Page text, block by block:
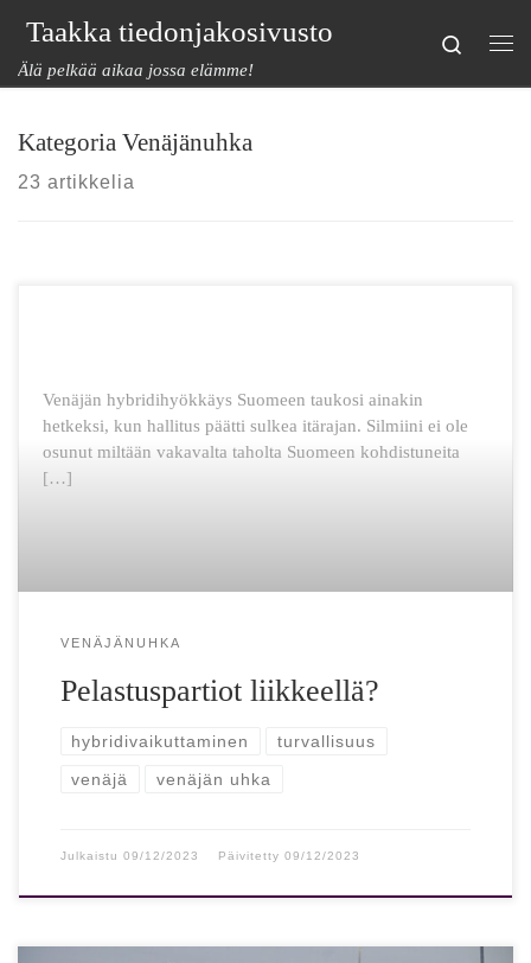
Skip to content
Taakka tiedonjakosivusto
Älä pelkää aikaa jossa elämme!
Search
Kategoria Venäjänuhka
23 artikkelia
Venäjän hybridihyökkäys Suomeen taukosi ainakin
hetkeksi, kun hallitus päätti sulkea itärajan. Silmiini ei ole
osunut miltään vakavalta taholta Suomeen kohdistuneita
[…]
VENÄJÄNUHKA
Pelastuspartiot liikkeellä?
hybridivaikuttaminen turvallisuus
venäjä venäjän uhka
Julkaistu 09/12/2023 Päivitetty 09/12/2023